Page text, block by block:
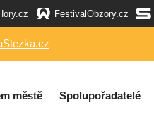
FestivalObzory.cz
městě Spolupořadatelé